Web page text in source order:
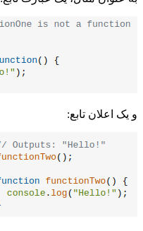
و یک اعلان تابع: